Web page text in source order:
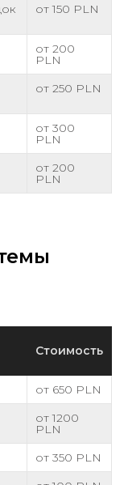
от 150 PLN
от 200
PLN
от 250 PLN
от 300
PLN
от 200
PLN
Стоимость
от 650 PLN
от 1200
PLN
от 350 PLN